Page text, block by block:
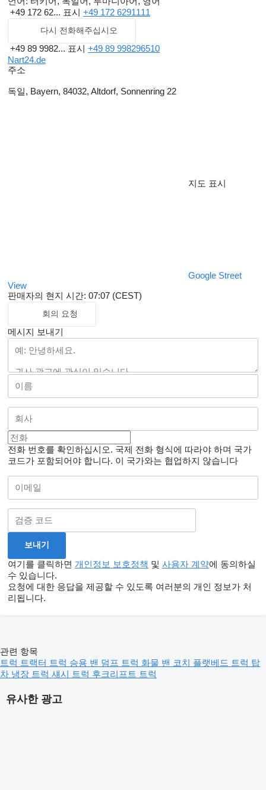
+49 172 62... 표시 +49 172 6291111
다시 전화해주십시오
+49 89 9982... 표시 +49 89 998296510
Nart24.de
주소
독일, Bayern, 84032, Altdorf, Sonnenring 22
지도 표시
Google Street
View
판매자의 현지 시간: 07:07 (CEST)
회의 요청
메시지 보내기
전화 번호를 확인하십시오. 국제 전화 형식에 따라야 하며 국가
코드가 포함되어야 합니다. 이 국가와는 협업하지 않습니다
여기를 클릭하면 개인정보 보호정책 및 사용자 계약에 동의하실
수 있습니다.
요청에 대한 응답을 제공할 수 있도록 여러분의 개인 정보가 처
리됩니다.
유사한 광고
관련 항목
트럭 트랙터 트럭 승용 밴 덤프 트럭 화물 밴 코치 플랫베드 트럭 탑
차 냉장 트럭 섀시 트럭 후크리프트 트럭